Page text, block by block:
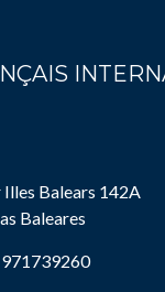
Balears 142A
Baleares